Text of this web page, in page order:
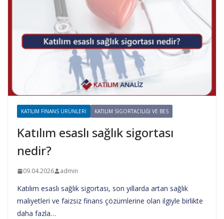
KATILIM FINANS ÜRÜNLERI KATILIM SIGORTACILIĞI VE BES
Katılım esaslı sağlık sigortası
nedir?
09.04.2026 admin
Katılım esaslı sağlık sigortası, son yıllarda artan sağlık
maliyetleri ve faizsiz finans çözümlerine olan ilgiyle birlikte
daha fazla…